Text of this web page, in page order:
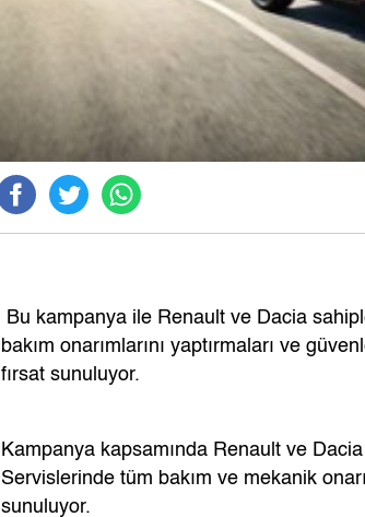
Bu kampanya ile Renault ve Dacia
bakım onarımlarını yaptırmaları ve
fırsat sunuluyor.
Kampanya kapsamında Renault ve
Servislerinde tüm bakım ve mekanik
sunuluyor.